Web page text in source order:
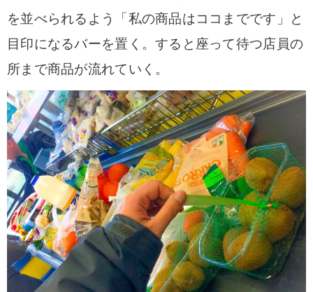
を並べられるよう「私の商品はココまでです」と
目印になるバーを置く。すると座って待つ店員の
所まで商品が流れていく。